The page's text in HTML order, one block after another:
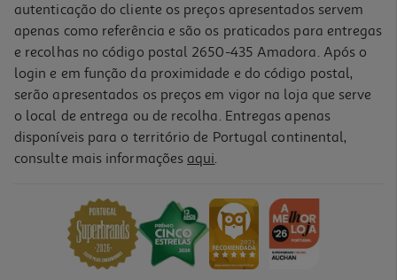
Forno De Encastre Lg Wsed7612s Inox Air Fryer 72l Pirolitico
519,99 €
Indisponível online
autenticação do cliente os preços apresentados servem
apenas como referência e são os praticados para entregas
e recolhas no código postal 2650-435 Amadora. Após o
login e em função da proximidade e do código postal,
serão apresentados os preços em vigor na loja que serve
o local de entrega ou de recolha. Entregas apenas
disponíveis para o território de Portugal continental,
consulte mais informações aqui.